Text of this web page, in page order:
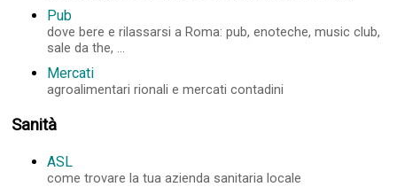
Pub
dove bere e rilassarsi a Roma: pub, enoteche, music club,
sale da the, ...
Mercati
agroalimentari rionali e mercati contadini
Sanità
ASL
come trovare la tua azienda sanitaria locale